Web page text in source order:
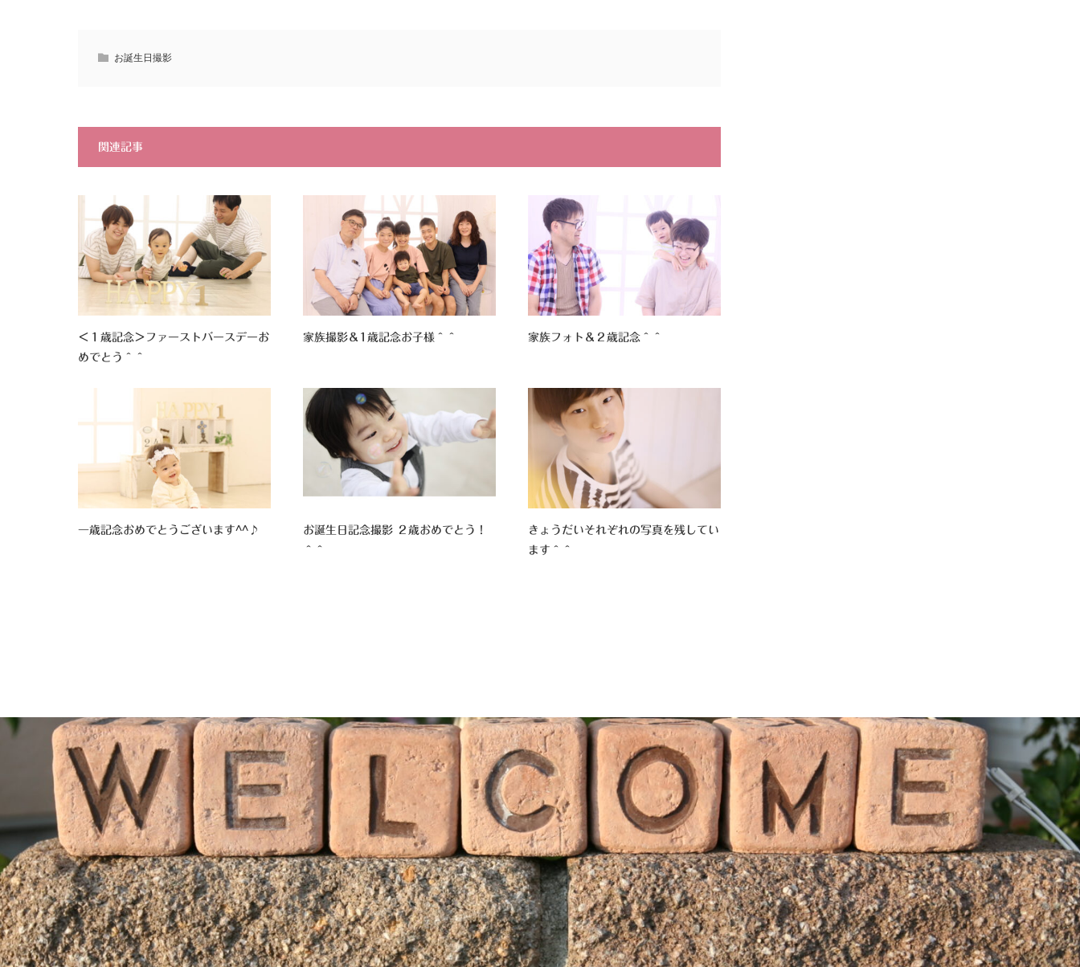
お誕生日撮影
関連記事
＜１歳記念＞ファーストバースデーお
めでとう＾＾
家族撮影＆1歳記念お子様＾＾ 家族フォト＆２歳記念＾＾
一歳記念おめでとうございます^^♪
お誕生日記念撮影 ２歳おめでとう！
＾＾
きょうだいそれぞれの写真を残してい
ます＾＾